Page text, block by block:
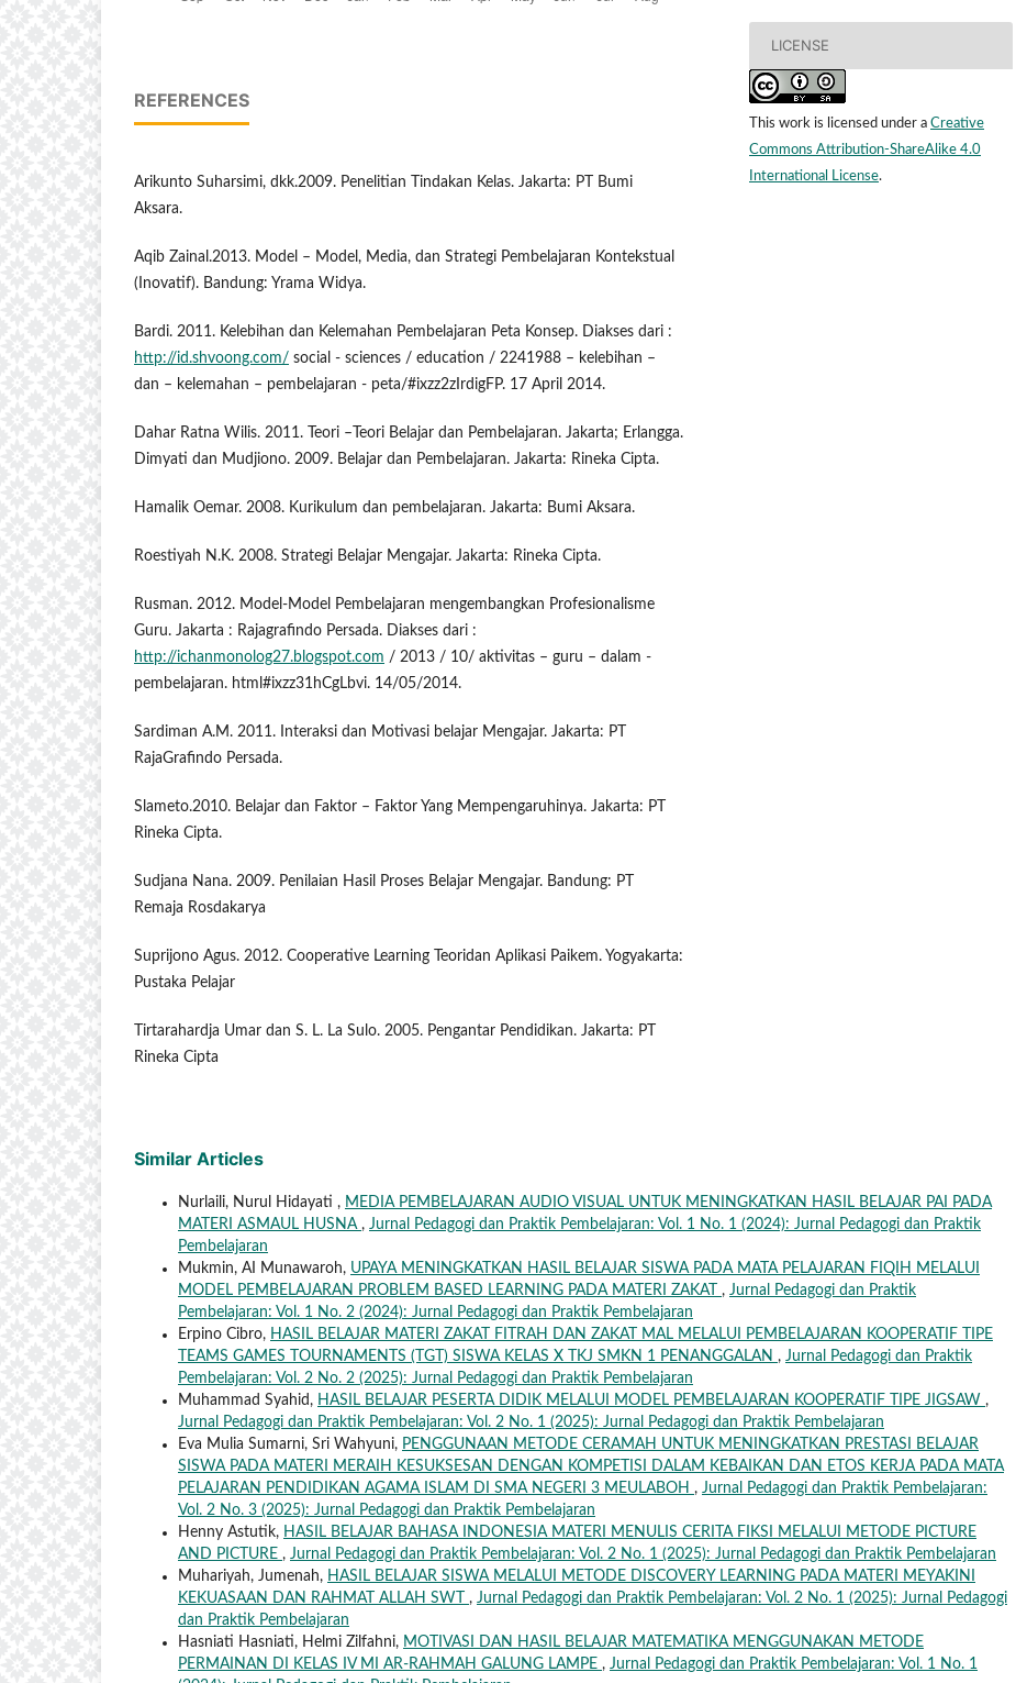
REFERENCES
Arikunto Suharsimi, dkk.2009. Penelitian Tindakan Kelas. Jakarta: PT Bumi
Aksara.
Aqib Zainal.2013. Model – Model, Media, dan Strategi Pembelajaran Kontekstual
(Inovatif). Bandung: Yrama Widya.
Bardi. 2011. Kelebihan dan Kelemahan Pembelajaran Peta Konsep. Diakses dari :
http://id.shvoong.com/ social - sciences / education / 2241988 – kelebihan –
dan – kelemahan – pembelajaran - peta/#ixzz2zIrdigFP. 17 April 2014.
Dahar Ratna Wilis. 2011. Teori –Teori Belajar dan Pembelajaran. Jakarta; Erlangga.
Dimyati dan Mudjiono. 2009. Belajar dan Pembelajaran. Jakarta: Rineka Cipta.
Hamalik Oemar. 2008. Kurikulum dan pembelajaran. Jakarta: Bumi Aksara.
Roestiyah N.K. 2008. Strategi Belajar Mengajar. Jakarta: Rineka Cipta.
Rusman. 2012. Model-Model Pembelajaran mengembangkan Profesionalisme
Guru. Jakarta : Rajagrafindo Persada. Diakses dari :
http://ichanmonolog27.blogspot.com / 2013 / 10/ aktivitas – guru – dalam -
pembelajaran. html#ixzz31hCgLbvi. 14/05/2014.
Sardiman A.M. 2011. Interaksi dan Motivasi belajar Mengajar. Jakarta: PT
RajaGrafindo Persada.
Slameto.2010. Belajar dan Faktor – Faktor Yang Mempengaruhinya. Jakarta: PT
Rineka Cipta.
Sudjana Nana. 2009. Penilaian Hasil Proses Belajar Mengajar. Bandung: PT
Remaja Rosdakarya
Suprijono Agus. 2012. Cooperative Learning Teoridan Aplikasi Paikem. Yogyakarta:
Pustaka Pelajar
Tirtarahardja Umar dan S. L. La Sulo. 2005. Pengantar Pendidikan. Jakarta: PT
Rineka Cipta
LICENSE
This work is licensed under a Creative
Commons Attribution-ShareAlike 4.0
International License.
Similar Articles
Nurlaili, Nurul Hidayati , MEDIA PEMBELAJARAN AUDIO VISUAL UNTUK MENINGKATKAN HASIL BELAJAR PAI PADA
MATERI ASMAUL HUSNA , Jurnal Pedagogi dan Praktik Pembelajaran: Vol. 1 No. 1 (2024): Jurnal Pedagogi dan Praktik
Pembelajaran
Mukmin, AI Munawaroh, UPAYA MENINGKATKAN HASIL BELAJAR SISWA PADA MATA PELAJARAN FIQIH MELALUI
MODEL PEMBELAJARAN PROBLEM BASED LEARNING PADA MATERI ZAKAT , Jurnal Pedagogi dan Praktik
Pembelajaran: Vol. 1 No. 2 (2024): Jurnal Pedagogi dan Praktik Pembelajaran
Erpino Cibro, HASIL BELAJAR MATERI ZAKAT FITRAH DAN ZAKAT MAL MELALUI PEMBELAJARAN KOOPERATIF TIPE
TEAMS GAMES TOURNAMENTS (TGT) SISWA KELAS X TKJ SMKN 1 PENANGGALAN , Jurnal Pedagogi dan Praktik
Pembelajaran: Vol. 2 No. 2 (2025): Jurnal Pedagogi dan Praktik Pembelajaran
Muhammad Syahid, HASIL BELAJAR PESERTA DIDIK MELALUI MODEL PEMBELAJARAN KOOPERATIF TIPE JIGSAW ,
Jurnal Pedagogi dan Praktik Pembelajaran: Vol. 2 No. 1 (2025): Jurnal Pedagogi dan Praktik Pembelajaran
Eva Mulia Sumarni, Sri Wahyuni, PENGGUNAAN METODE CERAMAH UNTUK MENINGKATKAN PRESTASI BELAJAR
SISWA PADA MATERI MERAIH KESUKSESAN DENGAN KOMPETISI DALAM KEBAIKAN DAN ETOS KERJA PADA MATA
PELAJARAN PENDIDIKAN AGAMA ISLAM DI SMA NEGERI 3 MEULABOH , Jurnal Pedagogi dan Praktik Pembelajaran:
Vol. 2 No. 3 (2025): Jurnal Pedagogi dan Praktik Pembelajaran
Henny Astutik, HASIL BELAJAR BAHASA INDONESIA MATERI MENULIS CERITA FIKSI MELALUI METODE PICTURE
AND PICTURE , Jurnal Pedagogi dan Praktik Pembelajaran: Vol. 2 No. 1 (2025): Jurnal Pedagogi dan Praktik Pembelajaran
Muhariyah, Jumenah, HASIL BELAJAR SISWA MELALUI METODE DISCOVERY LEARNING PADA MATERI MEYAKINI
KEKUASAAN DAN RAHMAT ALLAH SWT , Jurnal Pedagogi dan Praktik Pembelajaran: Vol. 2 No. 1 (2025): Jurnal Pedagogi
dan Praktik Pembelajaran
Hasniati Hasniati, Helmi Zilfahni, MOTIVASI DAN HASIL BELAJAR MATEMATIKA MENGGUNAKAN METODE
PERMAINAN DI KELAS IV MI AR-RAHMAH GALUNG LAMPE , Jurnal Pedagogi dan Praktik Pembelajaran: Vol. 1 No. 1